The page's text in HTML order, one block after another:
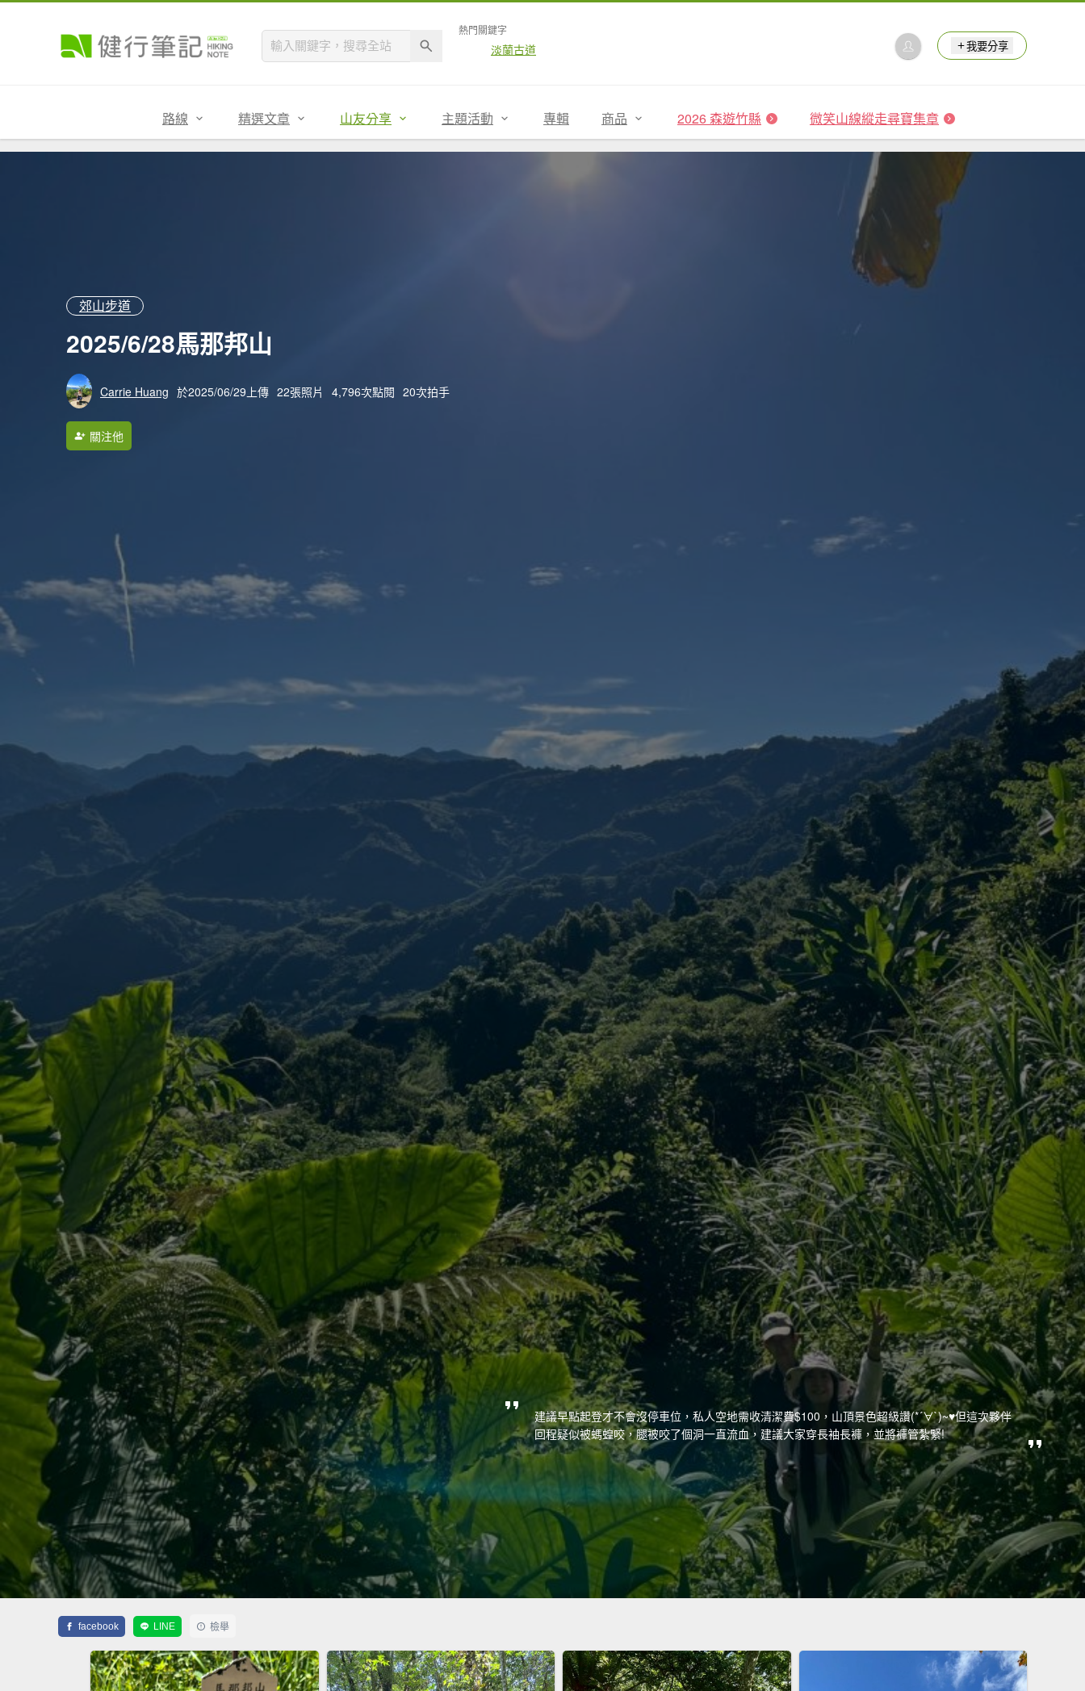
熱門關鍵字
淡蘭古道 我要分享
路線 精選文章 山友分享 主題活動 專輯 商品 2026 森遊竹縣 微笑山線縱走尋寶集章
郊山步道
2025/6/28馬那邦山
Carrie Huang 於2025/06/29上傳 22張照片 4,796次點閱 20次拍手
關注他
建議早點起登才不會沒停車位，私人空地需收清潔費$100，山頂景色超級讚(*´∀`)~♥但這次夥伴
回程疑似被螞蝗咬，腿被咬了個洞一直流血，建議大家穿長袖長褲，並將褲管紮緊!
facebook LINE 檢舉